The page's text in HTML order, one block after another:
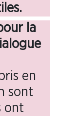
la
en
sont
ont